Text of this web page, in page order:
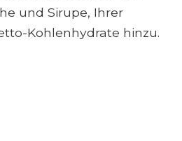
und Sirupe, Ihrer
Kohlenhydrate hinzu.